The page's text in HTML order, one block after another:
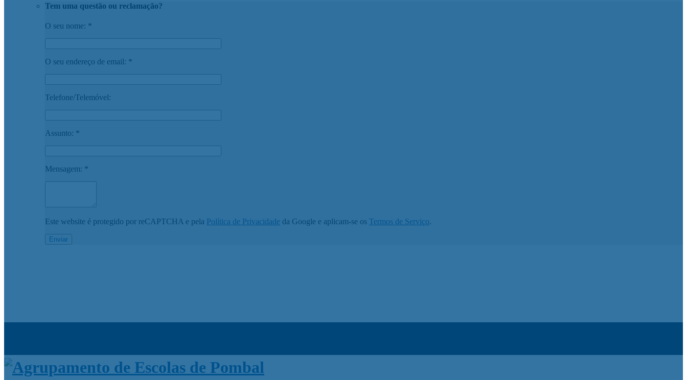
Tem uma questão ou reclamação?
O seu nome: *
O seu endereço de email: *
Telefone/Telemóvel:
Assunto: *
Mensagem: *
Este website é protegido por reCAPTCHA e pela Política de Privacidade da Google e aplicam-se os Termos de Serviço.